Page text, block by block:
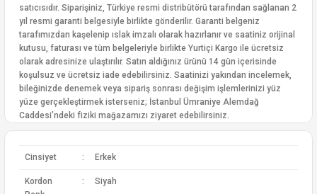
satıcısıdır. Siparişiniz, Türkiye resmi distribütörü tarafından sağlanan 2
yıl resmi garanti belgesiyle birlikte gönderilir. Garanti belgeniz
tarafımızdan kaşelenip ıslak imzalı olarak hazırlanır ve saatiniz orijinal
kutusu, faturası ve tüm belgeleriyle birlikte Yurtiçi Kargo ile ücretsiz
olarak adresinize ulaştırılır. Satın aldığınız ürünü 14 gün içerisinde
koşulsuz ve ücretsiz iade edebilirsiniz. Saatinizi yakından incelemek,
bileğinizde denemek veya sipariş sonrası değişim işlemlerinizi yüz
yüze gerçekleştirmek isterseniz; İstanbul Ümraniye Alemdağ
Caddesi’ndeki fiziki mağazamızı ziyaret edebilirsiniz.
Cinsiyet : Erkek
Kordon
: Siyah